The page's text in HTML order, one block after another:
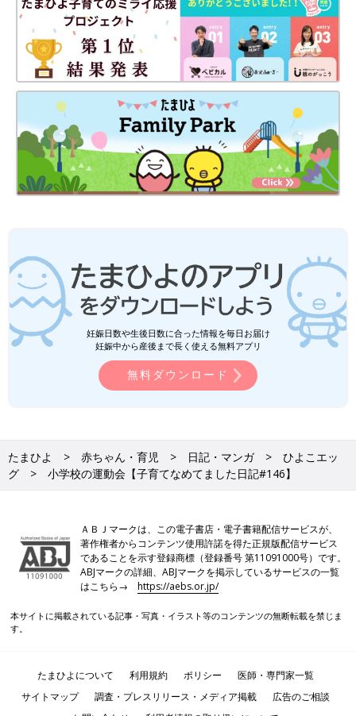
妊娠日数や生後日数に合った情報を毎日お届け
妊娠中から産後まで長く使える無料アプリ
無料ダウンロード
たまひよ 赤ちゃん・育児 日記・マンガ
ひよこエッ
グ
小学校の運動会【子育てなめてました日記#146】
ＡＢＪマークは、この電子書店・電子書籍配信サービスが、
著作権者からコンテンツ使用許諾を得た正規版配信サービス
であることを示す登録商標（登録番号 第11091000号）です。
ABJマークの詳細、ABJマークを掲示しているサービスの一覧
はこちら→https://aebs.or.jp/
本サイトに掲載されている記事・写真・イラスト等のコンテンツの無断転載を禁じま
す。
たまひよについて 利用規約 ポリシー
医師・専門家一覧
サイトマップ
調査・プレスリリース・メディア掲載
広告のご相談